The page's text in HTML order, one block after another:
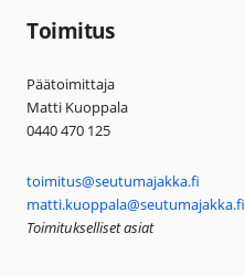
Toimitus
Päätoimittaja
Matti Kuoppala
0440 470 125
toimitus@seutumajakka.fi
matti.kuoppala@seutumajakka.fi
Toimitukselliset asiat